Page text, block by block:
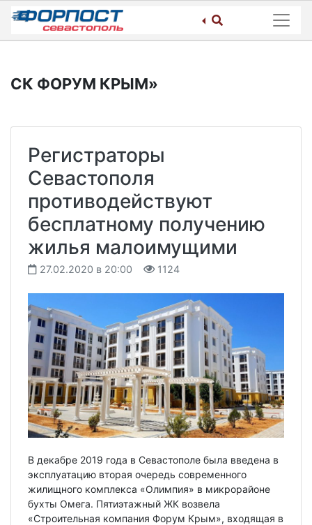
Skip
content
СК ФОРУМ КРЫМ»
Регистраторы
Севастополя
противодействуют
бесплатному получению
жилья малоимущими
27.02.2020 в 20:00 1124
В декабре 2019 года в Севастополе была введена в
эксплуатацию вторая очередь современного
жилищного комплекса «Олимпия» в микрорайоне
бухты Омега. Пятиэтажный ЖК возвела
«Строительная компания Форум Крым», входящая в